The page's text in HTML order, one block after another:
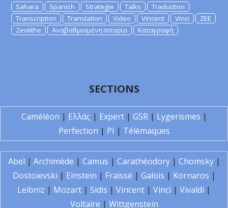
Sahara
Spanish Strategie Talks
Traduction
Transcription
Translation Video Vincent Vinci
ZEE
Zeolithe
Αναβαθμισμένη Ιστορία Καταγραφή
SECTIONS
Caméléon | Ελλάς | Expert| GSR| Lygerismes |
Perfection | PI | Télémaques
Abel | Archimède | Camus | Carathéodory| Chomsky|
Dostoïevski | Einstein | Fraïssé | Galois | Kornaros |
Leibniz | Mozart | Sidis | Vincent | Vinci | Vivaldi |
Voltaire | Wittgenstein